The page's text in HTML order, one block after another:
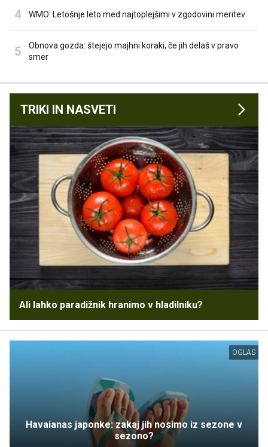
WMO: Letošnje leto med najtoplejšimi v zgodovini meritev
Obnova gozda: štejejo majhni koraki, če jih delaš v pravo
smer
TRIKI IN NASVETI
Ali lahko paradižnik hranimo v hladilniku?
OGLAS
Havaianas japonke: zakaj jih nosimo iz sezone v
sezono?